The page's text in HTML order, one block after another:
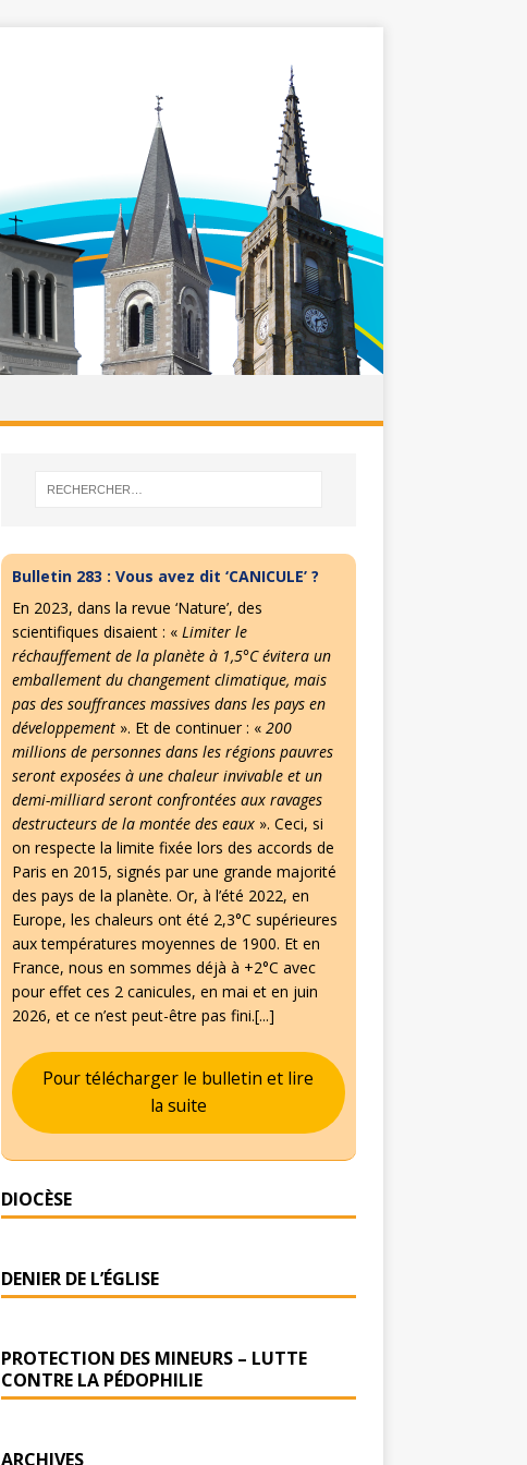
Bulletin 283 : Vous avez dit ‘CANICULE’ ?
En 2023, dans la revue ‘Nature’, des
scientifiques disaient : « Limiter le
réchauffement de la planète à 1,5°C évitera un
emballement du changement climatique, mais
pas des souffrances massives dans les pays en
développement». Et de continuer : « 200
millions de personnes dans les régions pauvres
seront exposées à une chaleur invivable et un
demi-milliard seront confrontées aux ravages
destructeurs de la montée des eaux». Ceci, si
on respecte la limite fixée lors des accords de
Paris en 2015, signés par une grande majorité
des pays de la planète. Or, à l’été 2022, en
Europe, les chaleurs ont été 2,3°C supérieures
aux températures moyennes de 1900. Et en
France, nous en sommes déjà à +2°C avec
pour effet ces 2 canicules, en mai et en juin
2026, et ce n’est peut-être pas fini.[...]
Pour télécharger le bulletin et lire
la suite
DIOCÈSE
DENIER DE L’ÉGLISE
PROTECTION DES MINEURS – LUTTE
CONTRE LA PÉDOPHILIE
ARCHIVES